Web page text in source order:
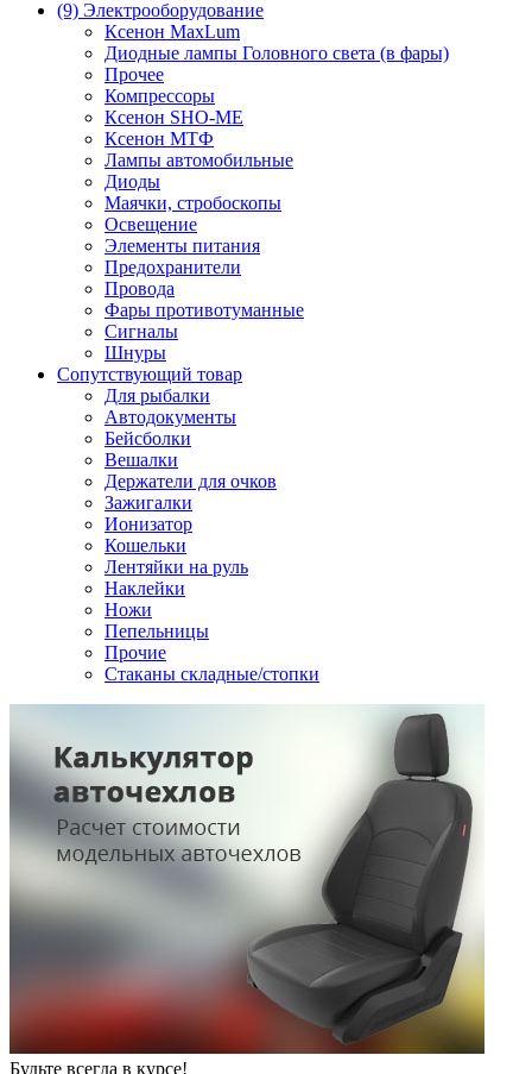
(9) Электрооборудование
Ксенон MaxLum
Диодные лампы Головного света (в фары)
Прочее
Компрессоры
Ксенон SHO-ME
Ксенон МТФ
Лампы автомобильные
Диоды
Маячки, стробоскопы
Освещение
Элементы питания
Предохранители
Провода
Фары противотуманные
Сигналы
Шнуры
Сопутствующий товар
Для рыбалки
Автодокументы
Бейсболки
Вешалки
Держатели для очков
Зажигалки
Ионизатор
Кошельки
Лентяйки на руль
Наклейки
Ножи
Пепельницы
Прочие
Стаканы складные/стопки
Будьте всегда в курсе!